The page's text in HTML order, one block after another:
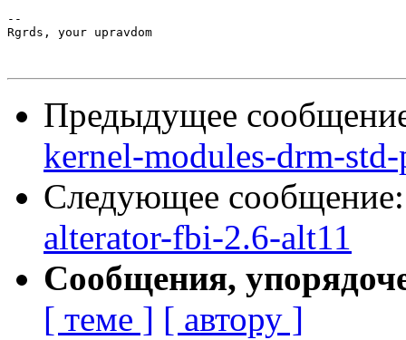
--
Rgrds, your upravdom
Предыдущее
kernel-modules-drm-
Следующее
alterator-fbi-2.6-alt11
Сообщения,
[ теме ] [ автору ]